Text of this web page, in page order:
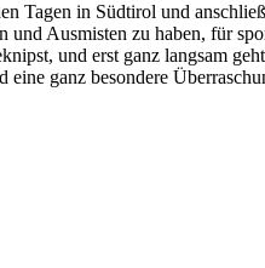
Tagen in Südtirol und
Ausmisten zu haben, für
und erst ganz langsam
ganz besondere